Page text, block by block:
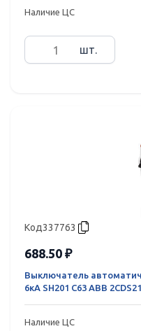
Наличие ЦС
шт.
Код337763
688.50 ₽
Выключатель
6кА SH201 C63 ABB
Наличие ЦС